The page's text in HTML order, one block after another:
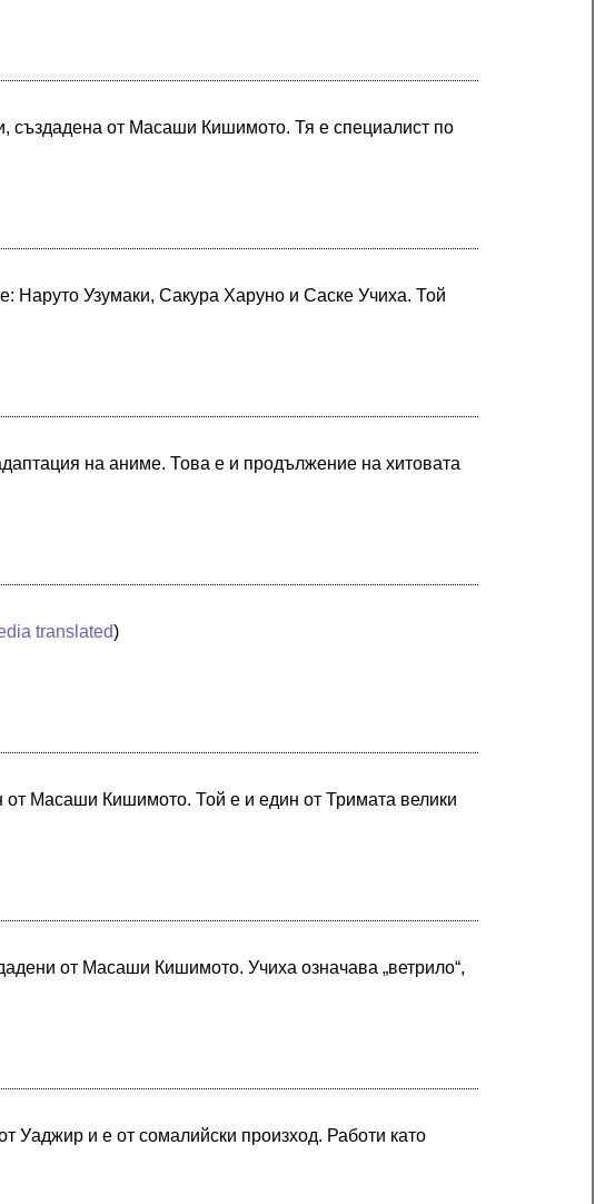
създадена от Масаши Кишимото. Тя е специалист по
Наруто Узумаки, Сакура Харуно и Саске Учиха. Той
на аниме. Това е и продължение на хитовата
translated)
от Масаши Кишимото. Той е и един от Тримата велики
от Масаши Кишимото. Учиха означава „ветрило“,
Уаджир и е от сомалийски произход. Работи като